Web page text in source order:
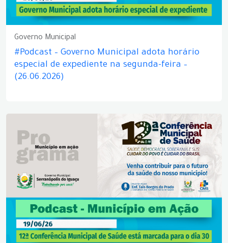
Governo Municipal
#Podcast – Governo Municipal adota horário
especial de expediente na segunda-feira –
(26.06.2026)